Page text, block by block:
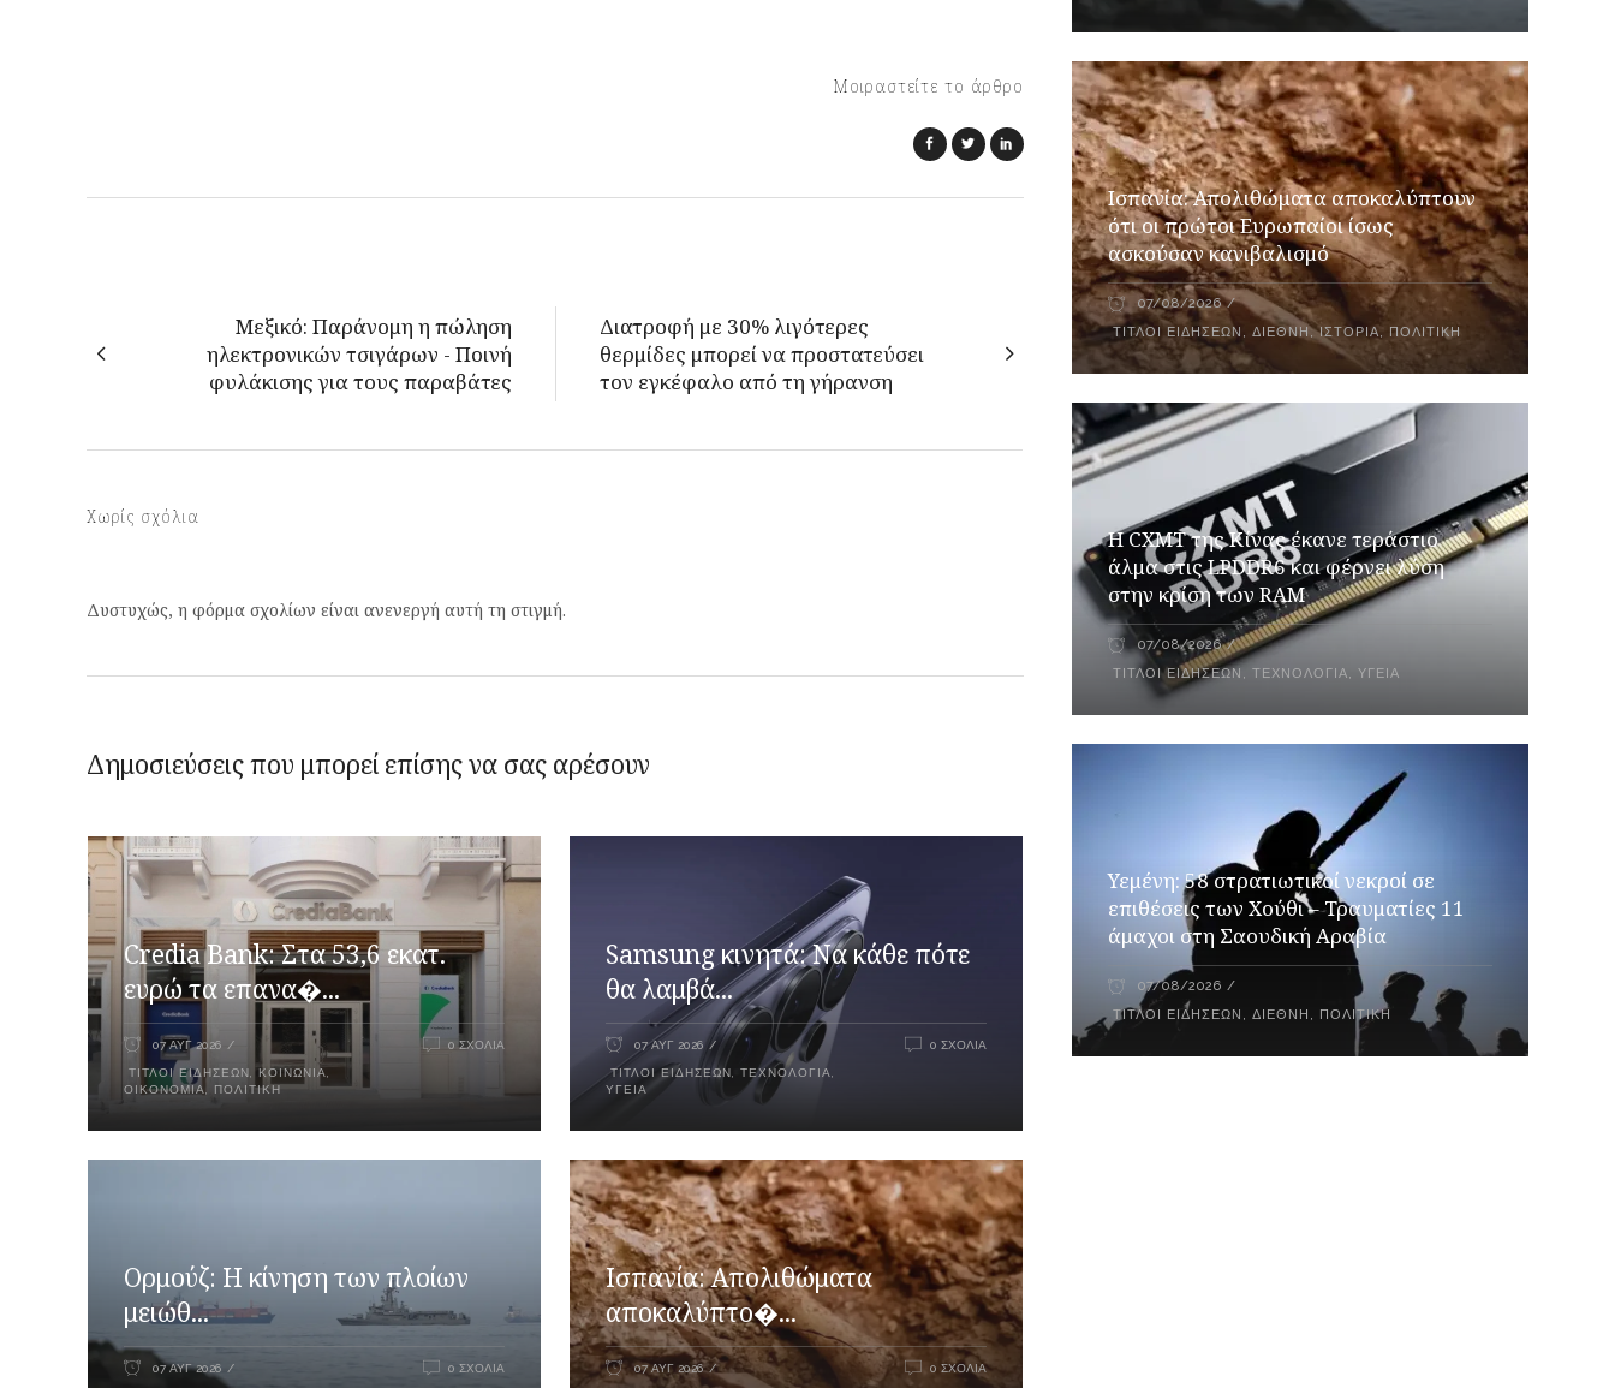
Μοιραστείτε το άρθρο
Μεξικό: Παράνομη η πώληση
ηλεκτρονικών τσιγάρων - Ποινή
φυλάκισης για τους παραβάτες
Διατροφή με 30% λιγότερες
θερμίδες μπορεί να προστατεύσει
τον εγκέφαλο από τη γήρανση
Χωρίς σχόλια
Δυστυχώς, η φόρμα σχολίων είναι ανενεργή αυτή τη στιγμή.
Δημοσιεύσεις που μπορεί επίσης να σας αρέσουν
Credia Bank: Στα 53,6 εκατ.
ευρώ τα επανα�...
07 ΑΥΓ 2026
ΤΊΤΛΟΙ ΕΙΔΉΣΕΩΝ ΚΟΙΝΩΝΊΑ
ΟΙΚΟΝΟΜΊΑ
ΠΟΛΙΤΙΚΉ
0 ΣΧΌΛΙΑ
Samsung κινητά: Να κάθε πότε
θα λαμβά...
07 ΑΥΓ 2026
ΤΊΤΛΟΙ ΕΙΔΉΣΕΩΝ ΤΕΧΝΟΛΟΓΊΑ
ΥΓΕΊΑ
0 ΣΧΌΛΙΑ
Ορμούζ: Η κίνηση των πλοίων
μειώθ...
07 ΑΥΓ 2026 0 ΣΧΌΛΙΑ
Ισπανία: Απολιθώματα
αποκαλύπτο�...
07 ΑΥΓ 2026 0 ΣΧΌΛΙΑ
Ισπανία: Απολιθώματα αποκαλύπτουν
ότι οι πρώτοι Ευρωπαίοι ίσως
ασκούσαν κανιβαλισμό
07/08/2026
ΤΊΤΛΟΙ ΕΙΔΉΣΕΩΝ ,ΔΙΕΘΝΉ,ΙΣΤΟΡΊΑ, ΠΟΛΙΤΙΚΉ
Η CXMT της Κίνας έκανε τεράστιο
άλμα στις LPDDR6 και φέρνει λύση
στην κρίση των RAM
07/08/2026
ΤΊΤΛΟΙ ΕΙΔΉΣΕΩΝ ,ΤΕΧΝΟΛΟΓΊΑ,ΥΓΕΊΑ
Υεμένη: 58 στρατιωτικοί νεκροί σε
επιθέσεις των Χούθι – Τραυματίες 11
άμαχοι στη Σαουδική Αραβία
07/08/2026
ΤΊΤΛΟΙ ΕΙΔΉΣΕΩΝ ,ΔΙΕΘΝΉ , ΠΟΛΙΤΙΚΉ